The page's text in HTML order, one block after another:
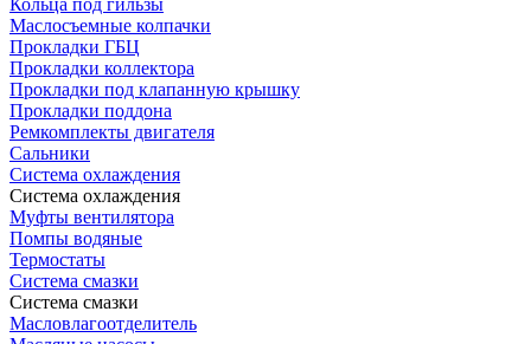
Кольца под гильзы
Маслосъемные колпачки
Прокладки ГБЦ
Прокладки коллектора
Прокладки под клапанную крышку
Прокладки поддона
Ремкомплекты двигателя
Сальники
Система охлаждения
Система охлаждения
Муфты вентилятора
Помпы водяные
Термостаты
Система смазки
Система смазки
Масловлагоотделитель